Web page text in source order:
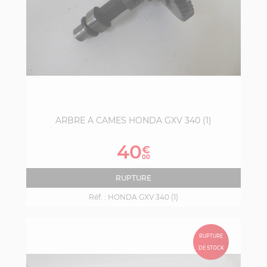
ARBRE A CAMES HONDA GXV 340 (1)
Prix
40€
00
RUPTURE
Réf. : HONDA GXV 340 (1)
RUPTURE
DE STOCK